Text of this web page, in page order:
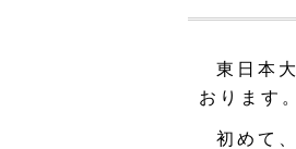
東日本
おります。
初めて